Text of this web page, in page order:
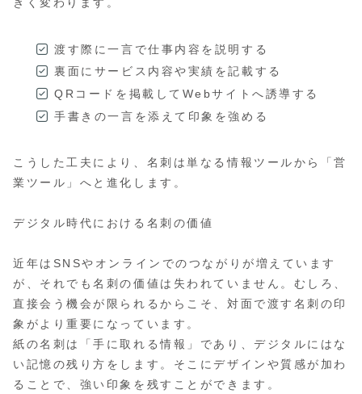
きく変わります。
渡す際に一言で仕事内容を説明する
裏面にサービス内容や実績を記載する
QRコードを掲載してWebサイトへ誘導する
手書きの一言を添えて印象を強める
こうした工夫により、名刺は単なる情報ツールから「営
業ツール」へと進化します。
デジタル時代における名刺の価値
近年はSNSやオンラインでのつながりが増えています
が、それでも名刺の価値は失われていません。むしろ、
直接会う機会が限られるからこそ、対面で渡す名刺の印
象がより重要になっています。
紙の名刺は「手に取れる情報」であり、デジタルにはな
い記憶の残り方をします。そこにデザインや質感が加わ
ることで、強い印象を残すことができます。